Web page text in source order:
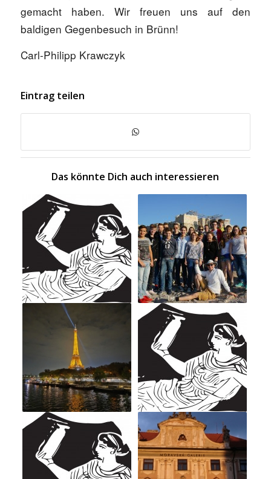
gemacht haben. Wir freuen uns auf den
baldigen Gegenbesuch in Brünn!
Carl-Philipp Krawczyk
Eintrag teilen
Das könnte Dich auch interessieren